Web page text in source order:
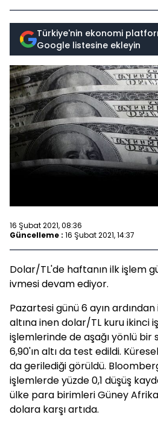
Türkiye'nin ekonomi
Google listesine ekleyin
16 Şubat 2021, 08:36
Güncelleme : 16 Şubat 2021, 14:37
Dolar/TL'de haftanın ilk işlem
ivmesi devam ediyor.
Pazartesi günü 6 ayın
altına inen dolar/TL kuru ikinci
işlemlerinde de aşağı yönlü bir
6,90'ın altı da test edildi.
da gerilediği görüldü.
işlemlerde yüzde 0,1 düşüş
ülke para birimleri Güney
dolara karşı artıda.